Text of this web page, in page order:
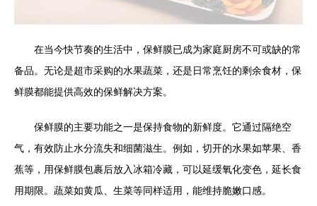
在当今快节奏的生活中，保鲜膜已成为家庭厨房不可或缺的常
备品。无论是超市采购的水果蔬菜，还是日常烹饪的剩余食材，保
鲜膜都能提供高效的保鲜解决方案。
保鲜膜的主要功能之一是保持食物的新鲜度。它通过隔绝空
气，有效防止水分流失和细菌滋生。例如，切开的水果如苹果、香
蕉等，用保鲜膜包裹后放入冰箱冷藏，可以延缓氧化变色，延长食
用期限。蔬菜如黄瓜、生菜等同样适用，能维持脆嫩口感。